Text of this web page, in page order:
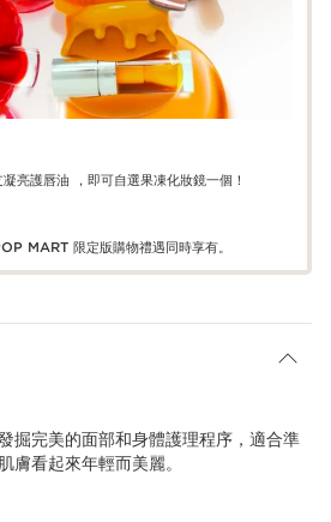
亮護唇油 ，即可自選果凍化妝鏡一個！
MART 限定版購物禮遇同時享有。
掘完美的面部和身體護理程序，適合準
膚看起來年輕而美麗。